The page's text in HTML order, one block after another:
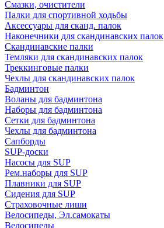
Смазки, очистители
Палки для спортивной ходьбы
Аксессуары для сканд. палок
Наконечники для скандинавских палок
Скандинавские палки
Темляки для скандинавских палок
Треккинговые палки
Чехлы для скандинавских палок
Бадминтон
Воланы для бадминтона
Наборы для бадминтона
Сетки для бадминтона
Чехлы для бадминтона
Сапборды
SUP-доски
Насосы для SUP
Рем.наборы для SUP
Плавники для SUP
Сидения для SUP
Страховочные лиши
Велосипеды, Эл.самокаты
Велосипеды